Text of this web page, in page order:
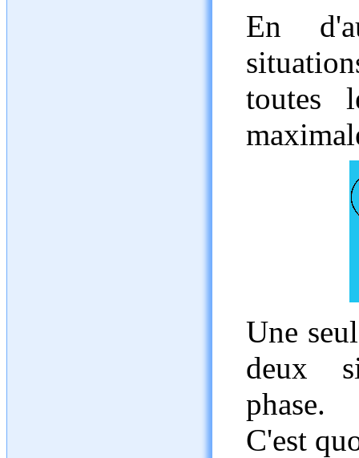
En
toutes
Une
deux
phase.
C'est